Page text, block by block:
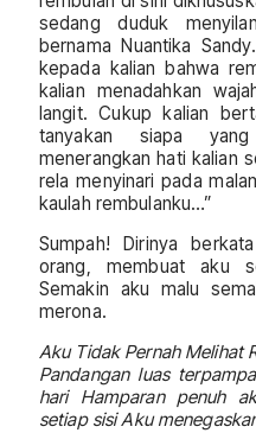
sedang duduk
bernama Nuantika
kepada kalian bahwa
kalian menadahkan
langit. Cukup kalian
tanyakan siapa
menerangkan hati kalian
rela menyinari pada
kaulah rembulanku…”
Sumpah! Dirinya
orang, membuat aku
Semakin aku malu
merona.
Aku Tidak Pernah Melihat
Pandangan luas
hari Hamparan penuh
setiap sisi Aku